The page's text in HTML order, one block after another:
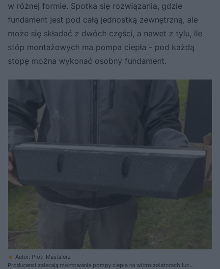
w różnej formie. Spotka się rozwiązania, gdzie
fundament jest pod całą jednostką zewnętrzną, ale
może się składać z dwóch części, a nawet z tylu, ile
stóp montażowych ma pompa ciepła - pod każdą
stopę można wykonać osobny fundament.
Autor: Piotr Mastalerz
Producenci zalecają montowanie pompy ciepła na wibroizolatorach lub